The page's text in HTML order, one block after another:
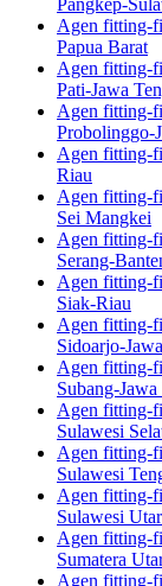
Pangkep-
Agen fitting-
Papua Barat
Agen fitting-
Pati-Jawa
Agen fitting-
Probolinggo-
Agen fitting-
Riau
Agen fitting-
Sei Mangkei
Agen fitting-
Serang-
Agen fitting-
Siak-Riau
Agen fitting-
Sidoarjo-
Agen fitting-
Subang-
Agen fitting-
Sulawesi
Agen fitting-
Sulawesi
Agen fitting-
Sulawesi
Agen fitting-
Sumatera
Agen fitting-